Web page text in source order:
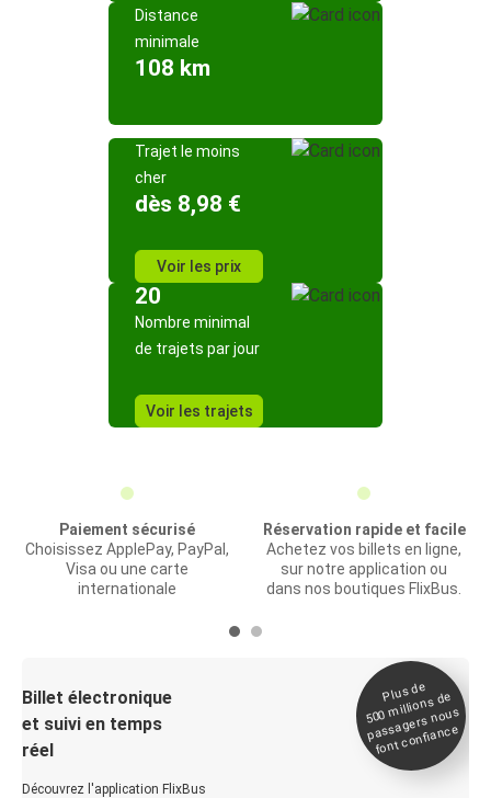
Distance
minimale
108 km
Trajet le moins
cher
dès 8,98 €
Voir les prix
20
Nombre minimal
de trajets par jour
Voir les trajets
Paiement sécurisé
Choisissez ApplePay, PayPal,
Visa ou une carte
internationale
Réservation rapide et facile
Achetez vos billets en ligne,
sur notre application ou
dans nos boutiques FlixBus.
Billet électronique
et suivi en temps
réel
Découvrez l'application FlixBus
Plus de
500
millions de
passagers nous
font confiance